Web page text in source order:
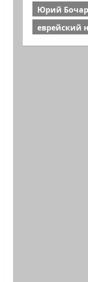
Юрий
еврейский